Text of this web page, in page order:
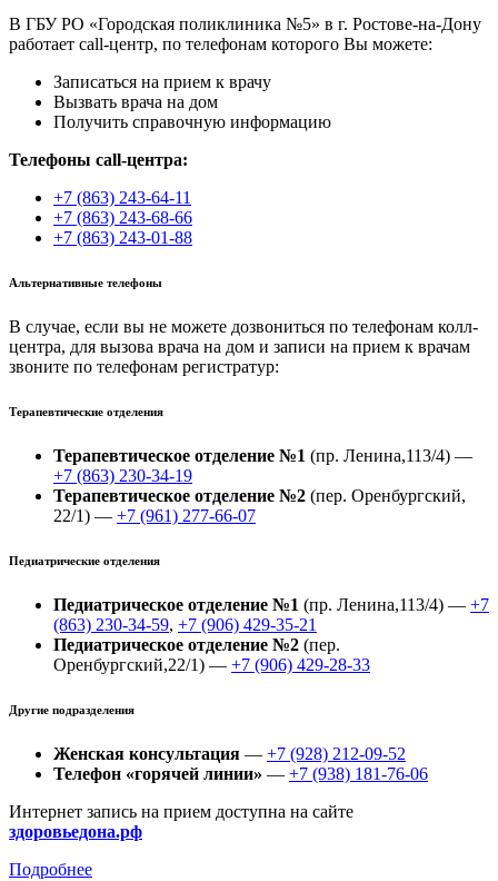
В ГБУ РО «Городская поликлиника №5» в г. Ростове-на-Дону
работает call-центр, по телефонам которого Вы можете:
Записаться на прием к врачу
Вызвать врача на дом
Получить справочную информацию
Телефоны call-центра:
+7 (863) 243-64-11
+7 (863) 243-68-66
+7 (863) 243-01-88
Альтернативные телефоны
В случае, если вы не можете дозвониться по телефонам колл-
центра, для вызова врача на дом и записи на прием к врачам
звоните по телефонам регистратур:
Терапевтические отделения
Терапевтическое отделение №1 (пр. Ленина,113/4) —
+7 (863) 230-34-19
Терапевтическое отделение №2 (пер. Оренбургский,
22/1) — +7 (961) 277-66-07
Педиатрические отделения
Педиатрическое отделение №1 (пр. Ленина,113/4) — +7
(863) 230-34-59, +7 (906) 429-35-21
Педиатрическое отделение №2 (пер.
Оренбургский,22/1) — +7 (906) 429-28-33
Другие подразделения
Женская консультация — +7 (928) 212-09-52
Телефон «горячей линии» — +7 (938) 181-76-06
Интернет запись на прием доступна на сайте
здоровьедона.рф
Подробнее